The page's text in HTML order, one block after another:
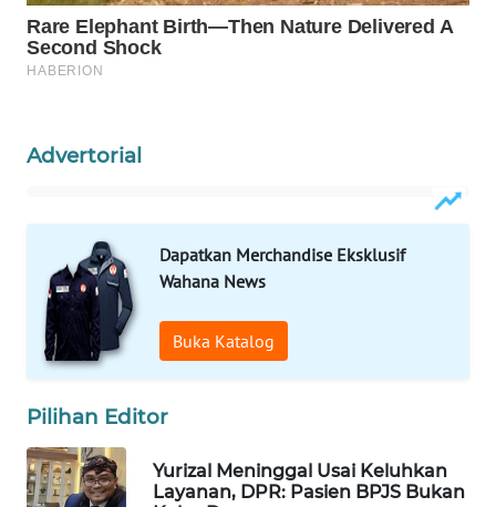
Advertorial
Dapatkan Merchandise Eksklusif
Wahana News
Buka Katalog
Pilihan Editor
Yurizal Meninggal Usai Keluhkan
Layanan, DPR: Pasien BPJS Bukan
WN
LABUANBAJO
Group
WAHANA
NEWS
WAHANA
TANI
ADVOKAT